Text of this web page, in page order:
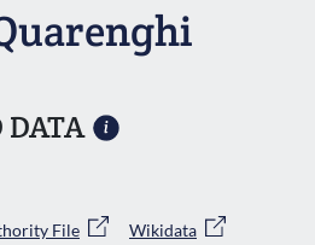
DATA
File
Wikidata